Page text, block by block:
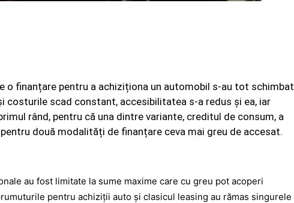
o finanțare pentru a achiziționa un automobil s-au tot schimbat
costurile scad constant, accesibilitatea s-a redus și ea, iar
rând, pentru că una dintre variante, creditul de consum, a
două modalități de finanțare ceva mai greu de accesat.
au fost limitate la sume maxime care cu greu pot acoperi
pentru achiziții auto și clasicul leasing au rămas singurele